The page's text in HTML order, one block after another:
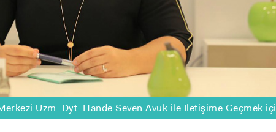
Uzm. Dyt. Hande Seven Avuk ile İletişime Geçmek